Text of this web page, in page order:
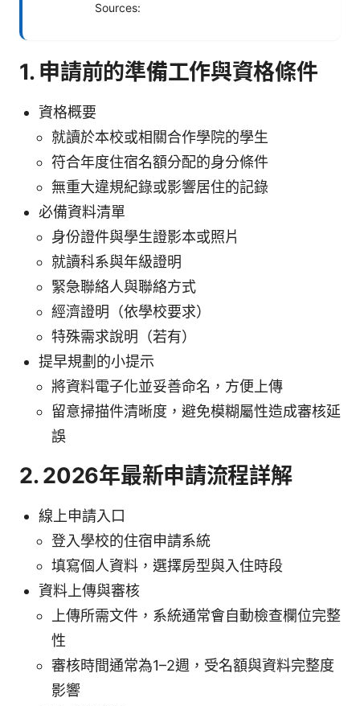
Sources:
1. 申請前的準備工作與資格條件
資格概要
就讀於本校或相關合作學院的學生
符合年度住宿名額分配的身分條件
無重大違規紀錄或影響居住的記錄
必備資料清單
身份證件與學生證影本或照片
就讀科系與年級證明
緊急聯絡人與聯絡方式
經濟證明（依學校要求）
特殊需求說明（若有）
提早規劃的小提示
將資料電子化並妥善命名，方便上傳
留意掃描件清晰度，避免模糊屬性造成審核延
誤
2. 2026年最新申請流程詳解
線上申請入口
登入學校的住宿申請系統
填寫個人資料，選擇房型與入住時段
資料上傳與審核
上傳所需文件，系統通常會自動檢查欄位完整
性
審核時間通常為1–2週，受名額與資料完整度
影響